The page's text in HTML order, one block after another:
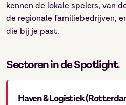
kennen de lokale spelers, van
de regionale familiebedrijven,
die bij je past.
Sectoren in de Spotlight.
Haven & Logistiek